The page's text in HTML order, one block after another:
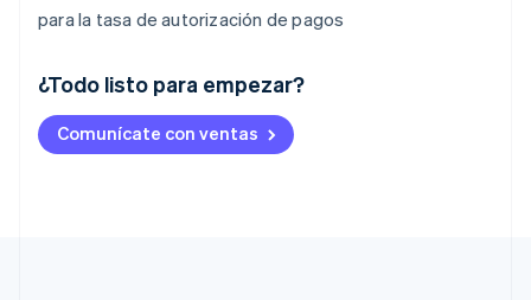
para la tasa de autorización de pagos
¿Todo listo para empezar?
Comunícate con ventas
Alemania
DeutschEnglish
Australia